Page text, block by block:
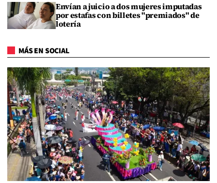
Envían a juicio a dos mujeres imputadas
por estafas con billetes "premiados" de
lotería
MÁS EN SOCIAL